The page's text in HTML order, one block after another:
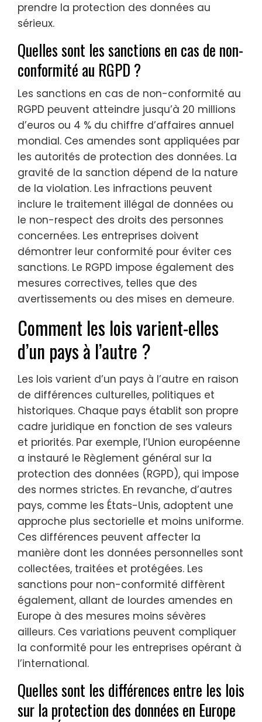
prendre la protection des données au
sérieux.
Quelles sont les sanctions en cas de non-
conformité au RGPD ?
Les sanctions en cas de non-conformité au
RGPD peuvent atteindre jusqu’à 20 millions
d’euros ou 4 % du chiffre d’affaires annuel
mondial. Ces amendes sont appliquées par
les autorités de protection des données. La
gravité de la sanction dépend de la nature
de la violation. Les infractions peuvent
inclure le traitement illégal de données ou
le non-respect des droits des personnes
concernées. Les entreprises doivent
démontrer leur conformité pour éviter ces
sanctions. Le RGPD impose également des
mesures correctives, telles que des
avertissements ou des mises en demeure.
Comment les lois varient-elles
d’un pays à l’autre ?
Les lois varient d’un pays à l’autre en raison
de différences culturelles, politiques et
historiques. Chaque pays établit son propre
cadre juridique en fonction de ses valeurs
et priorités. Par exemple, l’Union européenne
a instauré le Règlement général sur la
protection des données (RGPD), qui impose
des normes strictes. En revanche, d’autres
pays, comme les États-Unis, adoptent une
approche plus sectorielle et moins uniforme.
Ces différences peuvent affecter la
manière dont les données personnelles sont
collectées, traitées et protégées. Les
sanctions pour non-conformité diffèrent
également, allant de lourdes amendes en
Europe à des mesures moins sévères
ailleurs. Ces variations peuvent compliquer
la conformité pour les entreprises opérant à
l’international.
Quelles sont les différences entre les lois
sur la protection des données en Europe